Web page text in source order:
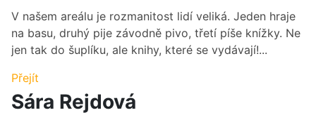
V našem areálu je rozmanitost lidí veliká. Jeden hraje
na basu, druhý pije závodně pivo, třetí píše knížky. Ne
jen tak do šuplíku, ale knihy, které se vydávají!...
Přejít
Sára Rejdová